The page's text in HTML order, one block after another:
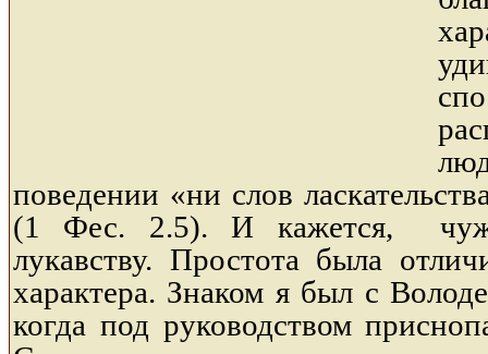
поведении «ни слов
(1 Фес. 2.5). И кажется,
лукавству. Простота была
характера. Знаком я был с
когда под руководством